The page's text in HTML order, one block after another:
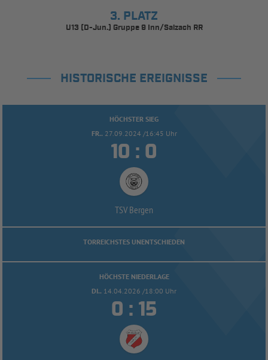
3. PLATZ
U13 (D-Jun.) Gruppe 9 Inn/Salzach RR
HISTORISCHE EREIGNISSE
HÖCHSTER SIEG
FR.. 27.09.2024 /16:45 Uhr
 : 
TSV Bergen
TORREICHSTES UNENTSCHIEDEN
HÖCHSTE NIEDERLAGE
DI.. 14.04.2026 /18:00 Uhr
 : 